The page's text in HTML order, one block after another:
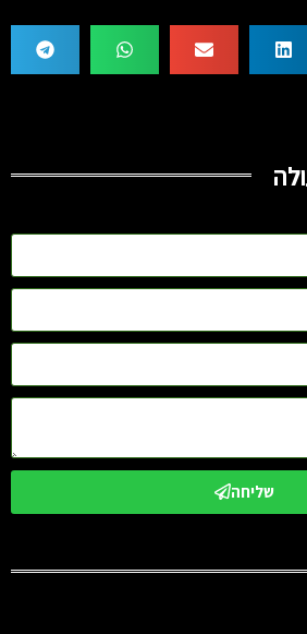
שליחה